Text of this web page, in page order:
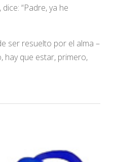
“Padre, ya he
ser resuelto por el alma –
hay que estar, primero,